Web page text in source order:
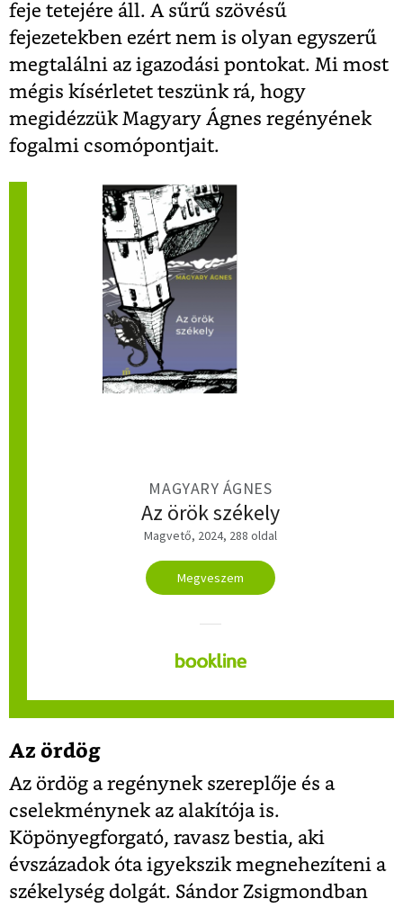
feje tetejére áll. A sűrű szövésű
fejezetekben ezért nem is olyan egyszerű
megtalálni az igazodási pontokat. Mi most
mégis kísérletet teszünk rá, hogy
megidézzük Magyary Ágnes regényének
fogalmi csomópontjait.
MAGYARY ÁGNES
Az örök székely
Magvető, 2024, 288 oldal
Megveszem
Az ördög
Az ördög a regénynek szereplője és a
cselekménynek az alakítója is.
Köpönyegforgató, ravasz bestia, aki
évszázadok óta igyekszik megnehezíteni a
székelység dolgát. Sándor Zsigmondban